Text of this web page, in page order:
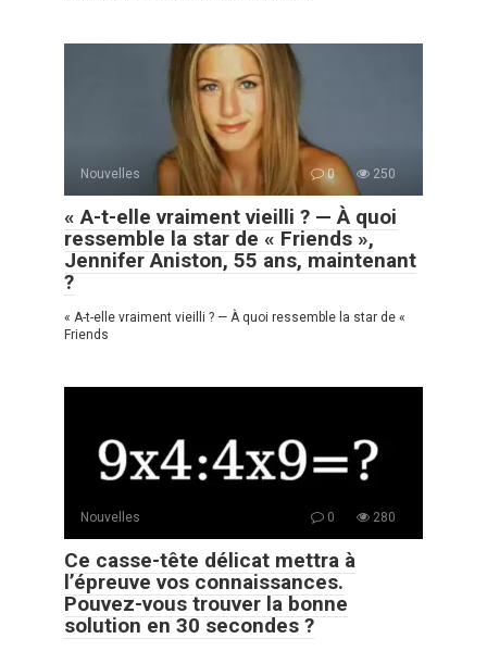
Nouvelles 0 250
« A-t-elle vraiment vieilli ? — À quoi
ressemble la star de « Friends »,
Jennifer Aniston, 55 ans, maintenant
?
« A-t-elle vraiment vieilli ? — À quoi ressemble la star de «
Friends
Nouvelles 0 280
Ce casse-tête délicat mettra à
l’épreuve vos connaissances.
Pouvez-vous trouver la bonne
solution en 30 secondes ?